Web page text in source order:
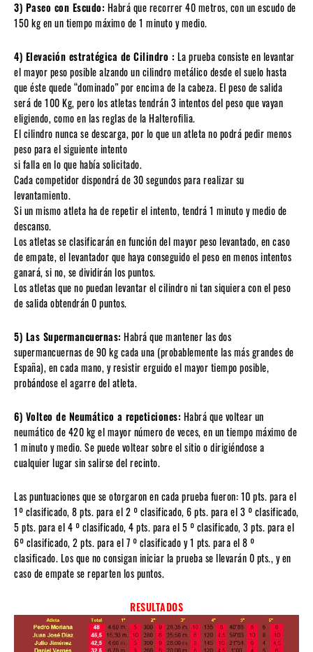
3) Paseo con Escudo: Habrá que recorrer 40 metros, con un escudo de
150 kg en un tiempo máximo de 1 minuto y medio.
4) Elevación estratégica de Cilindro : La prueba consiste en levantar
el mayor peso posible alzando un cilindro metálico desde el suelo hasta
que éste quede “dominado” por encima de la cabeza. El peso de salida
será de 100 Kg, pero los atletas tendrán 3 intentos del peso que vayan
eligiendo, como en las reglas de la Halterofilia.
El cilindro nunca se descarga, por lo que un atleta no podrá pedir menos
peso para el siguiente intento
si falla en lo que había solicitado.
Cada competidor dispondrá de 30 segundos para realizar su
levantamiento.
Si un mismo atleta ha de repetir el intento, tendrá 1 minuto y medio de
descanso.
Los atletas se clasificarán en función del mayor peso levantado, en caso
de empate, el levantador que haya conseguido el peso en menos intentos
ganará, si no, se dividirán los puntos.
Los atletas que no puedan levantar el cilindro ni tan siquiera con el peso
de salida obtendrán 0 puntos.
5) Las Supermancuernas: Habrá que mantener las dos
supermancuernas de 90 kg cada una (probablemente las más grandes de
España), en cada mano, y resistir erguido el mayor tiempo posible,
probándose el agarre del atleta.
6) Volteo de Neumático a repeticiones: Habrá que voltear un
neumático de 420 kg el mayor número de veces, en un tiempo máximo de
1 minuto y medio. Se puede voltear sobre el sitio o dirigiéndose a
cualquier lugar sin salirse del recinto.
Las puntuaciones que se otorgaron en cada prueba fueron: 10 pts. para el
1º clasificado, 8 pts. para el 2 º clasificado, 6 pts. para el 3 º clasificado,
5 pts. para el 4 º clasificado, 4 pts. para el 5 º clasificado, 3 pts. para el
6º clasificado, 2 pts. para el 7 º clasificado y 1 pts. para el 8 º
clasificado. Los que no consigan iniciar la prueba se llevarán 0 pts., y en
caso de empate se reparten los puntos.
RESULTADOS